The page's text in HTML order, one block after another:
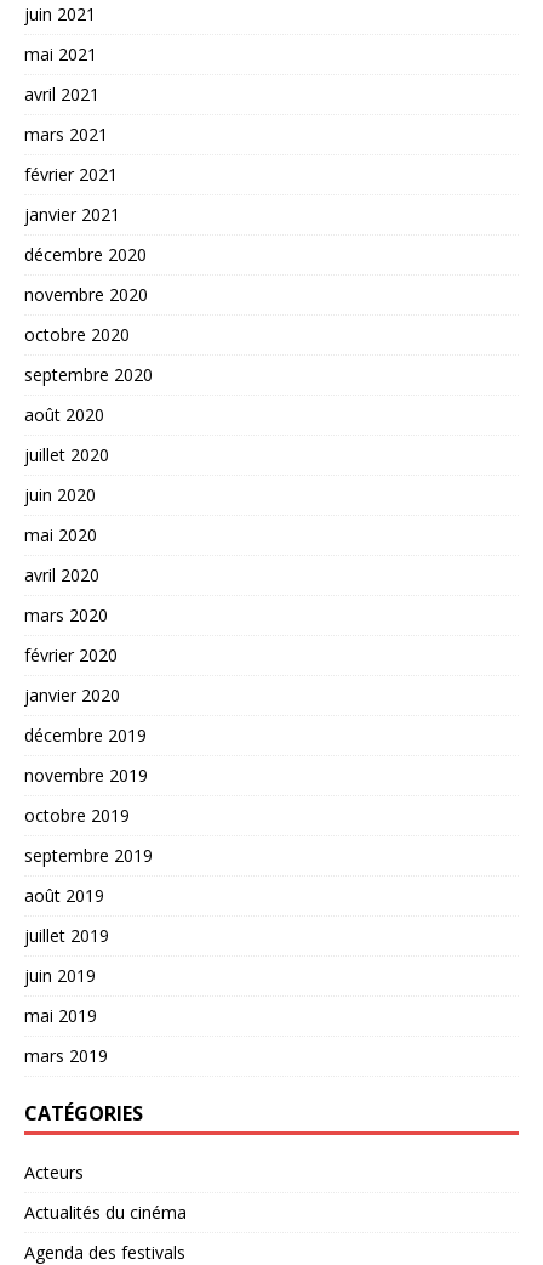
juin 2021
mai 2021
avril 2021
mars 2021
février 2021
janvier 2021
décembre 2020
novembre 2020
octobre 2020
septembre 2020
août 2020
juillet 2020
juin 2020
mai 2020
avril 2020
mars 2020
février 2020
janvier 2020
décembre 2019
novembre 2019
octobre 2019
septembre 2019
août 2019
juillet 2019
juin 2019
mai 2019
mars 2019
CATÉGORIES
Acteurs
Actualités du cinéma
Agenda des festivals